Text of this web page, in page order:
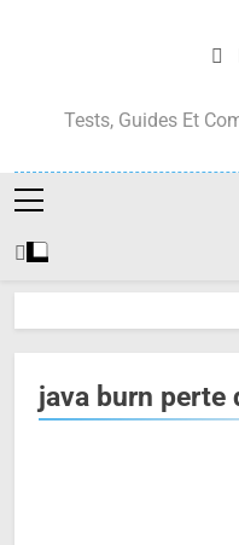
Tests, Guides Et
java burn perte